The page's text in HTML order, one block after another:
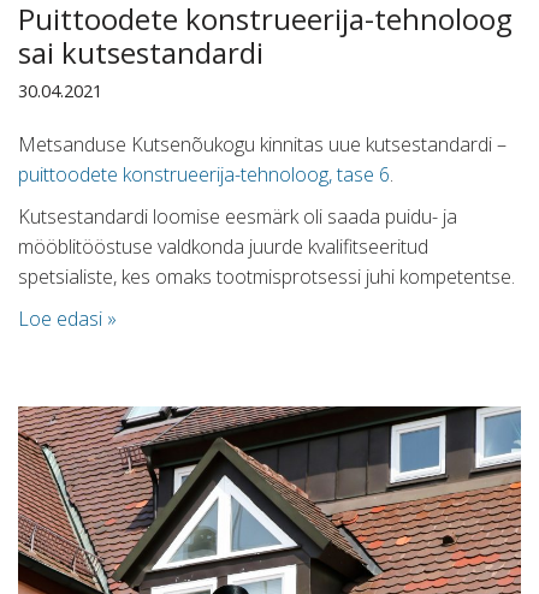
Puittoodete konstrueerija-tehnoloog
sai kutsestandardi
30.04.2021
Metsanduse Kutsenõukogu kinnitas uue kutsestandardi –
puittoodete konstrueerija-tehnoloog, tase 6.
Kutsestandardi loomise eesmärk oli saada puidu- ja
mööblitööstuse valdkonda juurde kvalifitseeritud
spetsialiste, kes omaks tootmisprotsessi juhi kompetentse.
Loe edasi »